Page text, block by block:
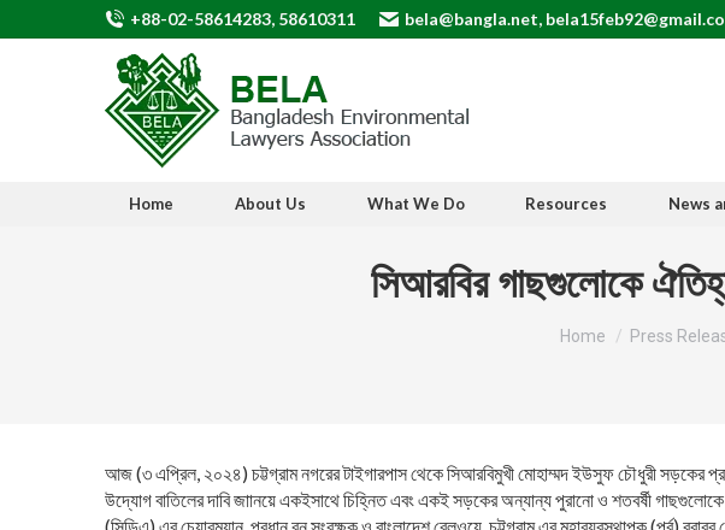
+88-02-58614283, 58610311 bela@bangla.net,
Home About Us What We Do Resources News
সিআরবির গাছগুলোকে
Home Press
আজ (৩ এপ্রিল, ২০২৪) চট্টগ্রাম নগরের টাইগারপাস থেকে সিআরবিমুখী মোহাম্মদ ইউসুফ চৌধুরী সড়কের
উদ্যোগ বাতিলের দাবি জাানয়ে একইসাথে চিহ্নিত এবং একই সড়কের অন্যান্য পুরানো ও শতবর্ষী গাছগুলোকে